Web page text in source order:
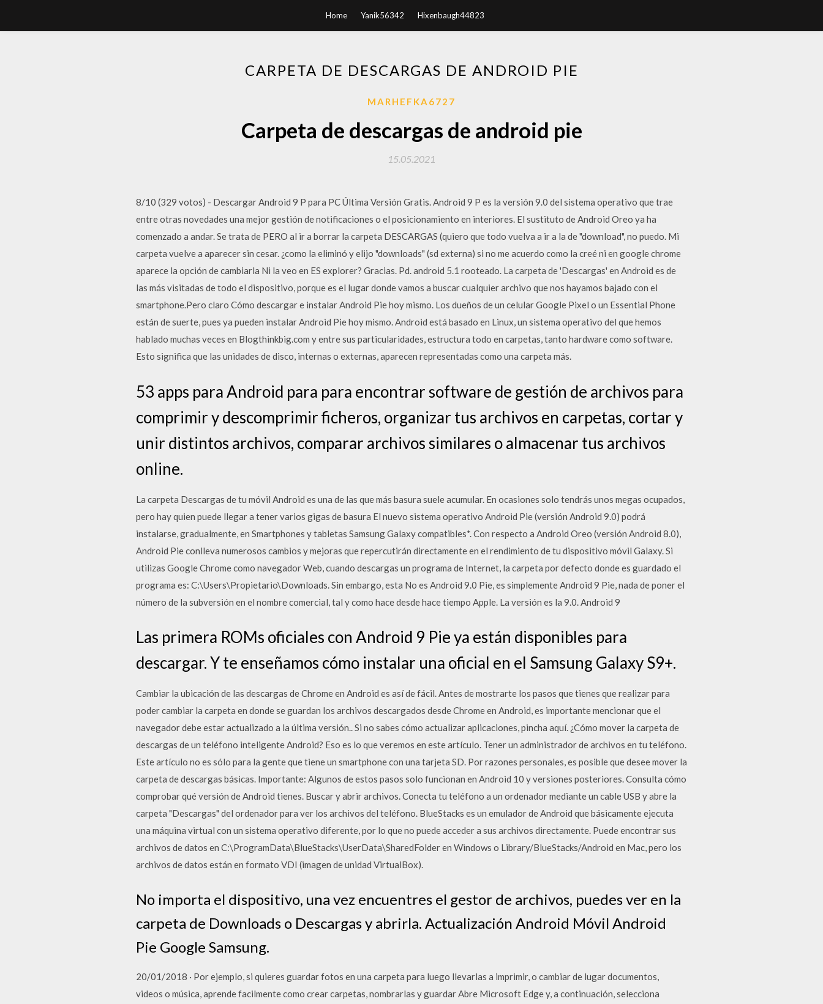
Home Yanik56342 Hixenbaugh44823
CARPETA DE DESCARGAS DE ANDROID PIE
MARHEFKA6727
Carpeta de descargas de android pie
15.05.2021
8/10 (329 votos) - Descargar Android 9 P para PC Última Versión Gratis. Android 9 P es la versión 9.0 del sistema operativo que trae
entre otras novedades una mejor gestión de notificaciones o el posicionamiento en interiores. El sustituto de Android Oreo ya ha
comenzado a andar. Se trata de PERO al ir a borrar la carpeta DESCARGAS (quiero que todo vuelva a ir a la de "download", no puedo. Mi
carpeta vuelve a aparecer sin cesar. ¿como la eliminó y elijo "downloads" (sd externa) si no me acuerdo como la creé ni en google chrome
aparece la opción de cambiarla Ni la veo en ES explorer? Gracias. Pd. android 5.1 rooteado. La carpeta de 'Descargas' en Android es de
las más visitadas de todo el dispositivo, porque es el lugar donde vamos a buscar cualquier archivo que nos hayamos bajado con el
smartphone.Pero claro Cómo descargar e instalar Android Pie hoy mismo. Los dueños de un celular Google Pixel o un Essential Phone
están de suerte, pues ya pueden instalar Android Pie hoy mismo. Android está basado en Linux, un sistema operativo del que hemos
hablado muchas veces en Blogthinkbig.com y entre sus particularidades, estructura todo en carpetas, tanto hardware como software.
Esto significa que las unidades de disco, internas o externas, aparecen representadas como una carpeta más.
53 apps para Android para para encontrar software de gestión de archivos para
comprimir y descomprimir ficheros, organizar tus archivos en carpetas, cortar y
unir distintos archivos, comparar archivos similares o almacenar tus archivos
online.
La carpeta Descargas de tu móvil Android es una de las que más basura suele acumular. En ocasiones solo tendrás unos megas ocupados,
pero hay quien puede llegar a tener varios gigas de basura El nuevo sistema operativo Android Pie (versión Android 9.0) podrá
instalarse, gradualmente, en Smartphones y tabletas Samsung Galaxy compatibles*. Con respecto a Android Oreo (versión Android 8.0),
Android Pie conlleva numerosos cambios y mejoras que repercutirán directamente en el rendimiento de tu dispositivo móvil Galaxy. Si
utilizas Google Chrome como navegador Web, cuando descargas un programa de Internet, la carpeta por defecto donde es guardado el
programa es: C:\Users\Propietario\Downloads. Sin embargo, esta No es Android 9.0 Pie, es simplemente Android 9 Pie, nada de poner el
número de la subversión en el nombre comercial, tal y como hace desde hace tiempo Apple. La versión es la 9.0. Android 9
Las primera ROMs oficiales con Android 9 Pie ya están disponibles para
descargar. Y te enseñamos cómo instalar una oficial en el Samsung Galaxy S9+.
Cambiar la ubicación de las descargas de Chrome en Android es así de fácil. Antes de mostrarte los pasos que tienes que realizar para
poder cambiar la carpeta en donde se guardan los archivos descargados desde Chrome en Android, es importante mencionar que el
navegador debe estar actualizado a la última versión.. Si no sabes cómo actualizar aplicaciones, pincha aquí. ¿Cómo mover la carpeta de
descargas de un teléfono inteligente Android? Eso es lo que veremos en este artículo. Tener un administrador de archivos en tu teléfono.
Este artículo no es sólo para la gente que tiene un smartphone con una tarjeta SD. Por razones personales, es posible que desee mover la
carpeta de descargas básicas. Importante: Algunos de estos pasos solo funcionan en Android 10 y versiones posteriores. Consulta cómo
comprobar qué versión de Android tienes. Buscar y abrir archivos. Conecta tu teléfono a un ordenador mediante un cable USB y abre la
carpeta "Descargas" del ordenador para ver los archivos del teléfono. BlueStacks es un emulador de Android que básicamente ejecuta
una máquina virtual con un sistema operativo diferente, por lo que no puede acceder a sus archivos directamente. Puede encontrar sus
archivos de datos en C:\ProgramData\BlueStacks\UserData\SharedFolder en Windows o Library/BlueStacks/Android en Mac, pero los
archivos de datos están en formato VDI (imagen de unidad VirtualBox).
No importa el dispositivo, una vez encuentres el gestor de archivos, puedes ver en la
carpeta de Downloads o Descargas y abrirla. Actualización Android Móvil Android
Pie Google Samsung.
20/01/2018 · Por ejemplo, si quieres guardar fotos en una carpeta para luego llevarlas a imprimir, o cambiar de lugar documentos,
videos o música, aprende facilmente como crear carpetas, nombrarlas y guardar Abre Microsoft Edge y, a continuación, selecciona